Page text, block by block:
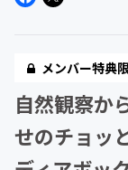
メンバー特典
自然観察か
せのチョッ